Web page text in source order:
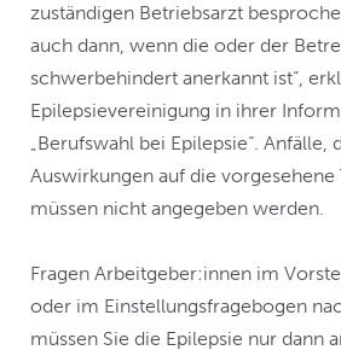
zuständigen Betriebsarzt
auch dann, wenn die oder der
schwerbehindert anerkannt ist“,
Epilepsievereinigung in ihrer
„Berufswahl bei Epilepsie“. Anfälle,
Auswirkungen auf die vorgesehene
müssen nicht angegeben werden.
Fragen Arbeitgeber:innen im
oder im Einstellungsfragebogen
müssen Sie die Epilepsie nur dann